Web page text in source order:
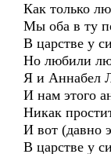
Как только
Мы оба в ту
В царстве у
Но любили
Я и Аннабел
И нам этого
Никак
И вот (давно
В царстве у